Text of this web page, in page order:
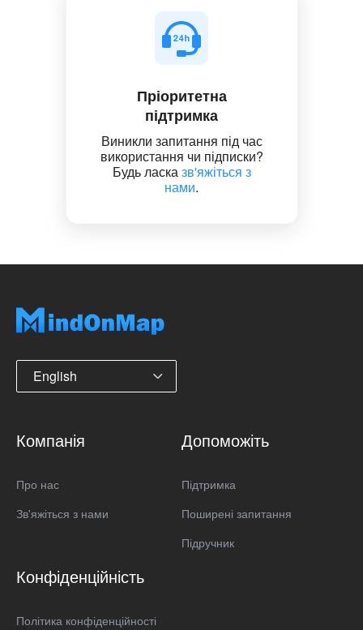
Пріоритетна
підтримка
Виникли запитання під час
використання чи підписки?
Будь ласказв'яжіться з
нами.
English
Компанія
Про нас
Зв'яжіться з нами
Допоможіть
Підтримка
Поширені запитання
Підручник
Конфіденційність
Політика конфіденційності